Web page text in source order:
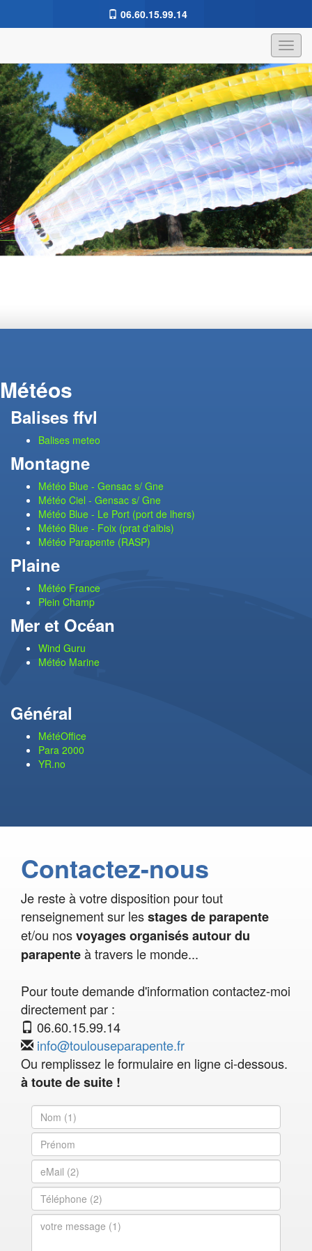
06.60.15.99.14
Météos
Balises ffvl
Balises meteo
Montagne
Météo Blue - Gensac s/ Gne
Météo Ciel - Gensac s/ Gne
Météo Blue - Le Port (port de lhers)
Météo Blue - Foix (prat d'albis)
Météo Parapente (RASP)
Plaine
Météo France
Plein Champ
Mer et Océan
Wind Guru
Météo Marine
Général
MétéOffice
Para 2000
YR.no
Contactez-nous
Je reste à votre disposition pour tout
renseignement sur lesstages de parapente
et/ou nosvoyages organisés autour du
parapenteà travers le monde...
Pour toute demande d'information contactez-moi
directement par :
06.60.15.99.14
info@toulouseparapente.fr
Ou remplissez le formulaire en ligne ci-dessous.
à toute de suite !